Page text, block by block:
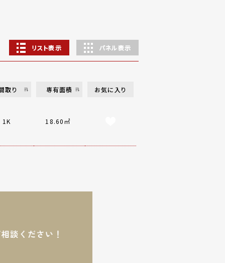
リスト表示 パネル表示
取り 専有面積 お気に入り
1K 18.60㎡